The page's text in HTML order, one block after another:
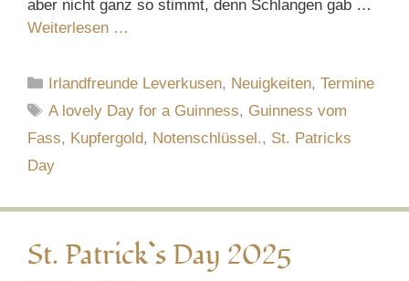
aber nicht ganz so stimmt, denn Schlangen gab …
Weiterlesen …
Kategorien
Irlandfreunde Leverkusen, Neuigkeiten,Termine
Schlagwörter
A lovely Day for a Guinness, Guinness vom
Fass, Kupfergold, Notenschlüssel., St. Patricks
Day
St. Patrick`s Day 2025